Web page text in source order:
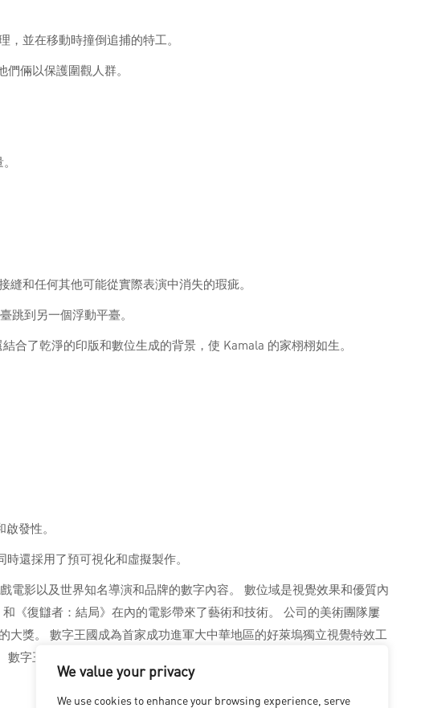
We value your privacy
We use cookies to enhance your browsing experience, serve
並在移動時撞倒追捕的特工。
倆以保護圍觀人群。
和任何其他可能從實際表演中消失的瑕疵。
到另一個浮動平臺。
了乾淨的印版和數位生成的背景，使 Kamala 的家栩栩如生。
發性。
還採用了預可視化和虛擬製作。
影以及世界知名導演和品牌的數字內容。 數位域是視覺效果和優質內
《復讎者：結局》在內的電影帶來了藝術和技術。 公司的美術團隊屢
獎。 數字王國成為首家成功進軍大中華地區的好萊塢獨立視覺特效工
字王國在洛杉磯、溫哥華、蒙特利爾、北京、上海、深圳、香港、台